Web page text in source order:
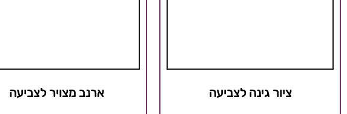
ציור גינה לצביעה ארנב מצויר לצביעה